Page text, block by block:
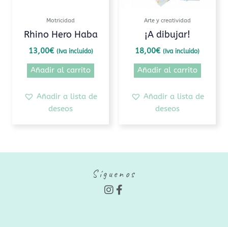
Motricidad
Rhino Hero Haba
13,00€ (Iva incluido)
Añadir al carrito
Añadir a lista de
deseos
Arte y creatividad
¡A dibujar!
18,00€ (Iva incluido)
Añadir al carrito
Añadir a lista de
deseos
Síguenos
I
n
F
a